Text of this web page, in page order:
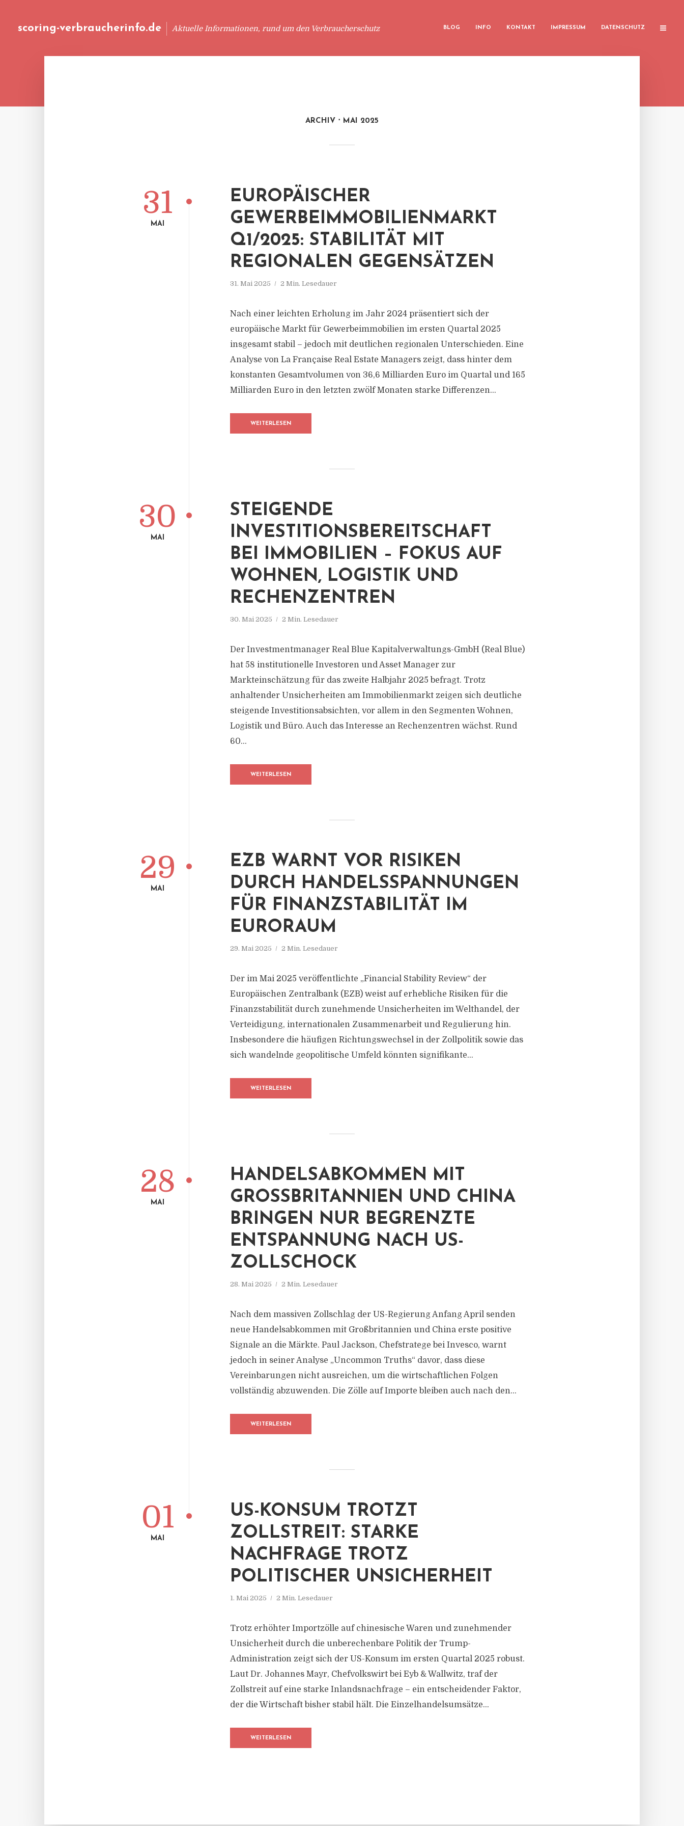
scoring-verbraucherinfo.de Aktuelle Informationen, rund um den Verbraucherschutz BLOG INFO KONTAKT IMPRESSUM DATENSCHUTZ
ARCHIV MAI 2025
EUROPÄISCHER
GEWERBEIMMOBILIENMARKT
Q1/2025: STABILITÄT MIT
REGIONALEN GEGENSÄTZEN
31. Mai 2025 2 Min. Lesedauer
31
MAI
Nach einer leichten Erholung im Jahr 2024 präsentiert sich der
europäische Markt für Gewerbeimmobilien im ersten Quartal 2025
insgesamt stabil – jedoch mit deutlichen regionalen Unterschieden. Eine
Analyse von La Française Real Estate Managers zeigt, dass hinter dem
konstanten Gesamtvolumen von 36,6 Milliarden Euro im Quartal und 165
Milliarden Euro in den letzten zwölf Monaten starke Differenzen...
WEITERLESEN
STEIGENDE
INVESTITIONSBEREITSCHAFT
BEI IMMOBILIEN – FOKUS AUF
WOHNEN, LOGISTIK UND
RECHENZENTREN
30. Mai 2025 2 Min. Lesedauer
30
MAI
Der Investmentmanager Real Blue Kapitalverwaltungs-GmbH (Real Blue)
hat 58 institutionelle Investoren und Asset Manager zur
Markteinschätzung für das zweite Halbjahr 2025 befragt. Trotz
anhaltender Unsicherheiten am Immobilienmarkt zeigen sich deutliche
steigende Investitionsabsichten, vor allem in den Segmenten Wohnen,
Logistik und Büro. Auch das Interesse an Rechenzentren wächst. Rund
60...
WEITERLESEN
EZB WARNT VOR RISIKEN
DURCH HANDELSSPANNUNGEN
FÜR FINANZSTABILITÄT IM
EURORAUM
29. Mai 2025 2 Min. Lesedauer
29
MAI
Der im Mai 2025 veröffentlichte „Financial Stability Review“ der
Europäischen Zentralbank (EZB) weist auf erhebliche Risiken für die
Finanzstabilität durch zunehmende Unsicherheiten im Welthandel, der
Verteidigung, internationalen Zusammenarbeit und Regulierung hin.
Insbesondere die häufigen Richtungswechsel in der Zollpolitik sowie das
sich wandelnde geopolitische Umfeld könnten signifikante...
WEITERLESEN
HANDELSABKOMMEN MIT
GROSSBRITANNIEN UND CHINA B
RINGEN NUR BEGRENZTE E
NTSPANNUNG NACH US-Z
OLLSCHOCK
28. Mai 2025 2 Min. Lesedauer
28
MAI
Nach dem massiven Zollschlag der US-Regierung Anfang April senden
neue Handelsabkommen mit Großbritannien und China erste positive
Signale an die Märkte. Paul Jackson, Chefstratege bei Invesco, warnt
jedoch in seiner Analyse „Uncommon Truths“ davor, dass diese
Vereinbarungen nicht ausreichen, um die wirtschaftlichen Folgen
vollständig abzuwenden. Die Zölle auf Importe bleiben auch nach den...
WEITERLESEN
US-KONSUM TROTZT
ZOLLSTREIT: STARKE
NACHFRAGE TROTZ
POLITISCHER UNSICHERHEIT
1. Mai 2025 2 Min. Lesedauer
01
MAI
Trotz erhöhter Importzölle auf chinesische Waren und zunehmender
Unsicherheit durch die unberechenbare Politik der Trump-
Administration zeigt sich der US-Konsum im ersten Quartal 2025 robust.
Laut Dr. Johannes Mayr, Chefvolkswirt bei Eyb & Wallwitz, traf der
Zollstreit auf eine starke Inlandsnachfrage – ein entscheidender Faktor,
der die Wirtschaft bisher stabil hält. Die Einzelhandelsumsätze...
WEITERLESEN